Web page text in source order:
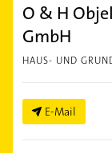
O & H
GmbH
HAUS- UND
E-Mail